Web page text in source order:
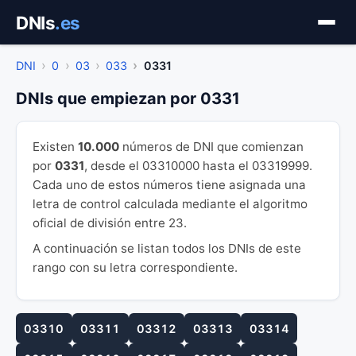
contenido
DNIs.es
DNI 0 03 033 0331
DNIs que empiezan por 0331
Existen 10.000 números de DNI que comienzan
por 0331, desde el 03310000 hasta el 03319999.
Cada uno de estos números tiene asignada una
letra de control calculada mediante el algoritmo
oficial de división entre 23.
A continuación se listan todos los DNIs de este
rango con su letra correspondiente.
03310 03311 03312 03313 03314